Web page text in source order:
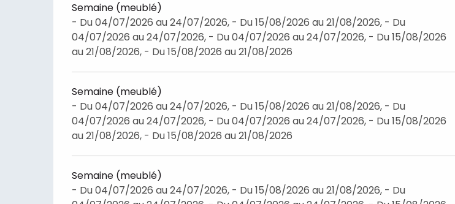
Semaine (meublé)
- Du 04/07/2026 au 24/07/2026, - Du 15/08/2026 au 21/08/2026, - Du
04/07/2026 au 24/07/2026, - Du 04/07/2026 au 24/07/2026, - Du 15/08/2026
au 21/08/2026, - Du 15/08/2026 au 21/08/2026
Semaine (meublé)
- Du 04/07/2026 au 24/07/2026, - Du 15/08/2026 au 21/08/2026, - Du
04/07/2026 au 24/07/2026, - Du 04/07/2026 au 24/07/2026, - Du 15/08/2026
au 21/08/2026, - Du 15/08/2026 au 21/08/2026
Semaine (meublé)
- Du 04/07/2026 au 24/07/2026, - Du 15/08/2026 au 21/08/2026, - Du